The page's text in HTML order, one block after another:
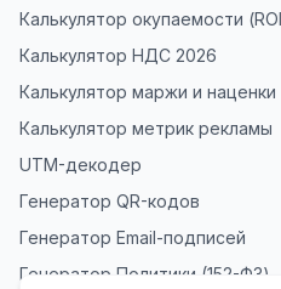
Калькулятор окупаемости
Калькулятор НДС 2026
Калькулятор маржи и наценки
Калькулятор метрик рекламы
UTM-декодер
Генератор QR-кодов
Генератор Email-подписей
Генератор Политики (152-ФЗ)